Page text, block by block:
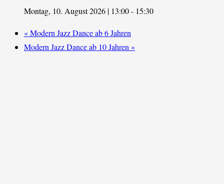
Montag, 10. August 2026 | 13:00- 15:30
«Modern Jazz Dance ab 6 Jahren
Modern Jazz Dance ab 10 Jahren»